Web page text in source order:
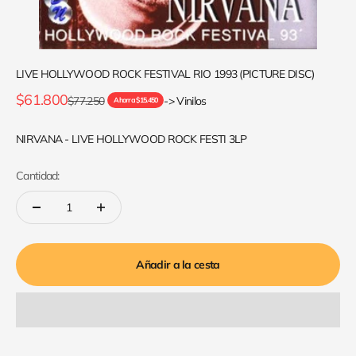
LIVE HOLLYWOOD ROCK FESTIVAL RIO 1993 (PICTURE DISC)
Precio de oferta
$61.800Precio normal
$77.250 Ahorra $15.450 -> Vinilos
NIRVANA - LIVE HOLLYWOOD ROCK FESTI 3LP
Cantidad:
Añadir a la cesta